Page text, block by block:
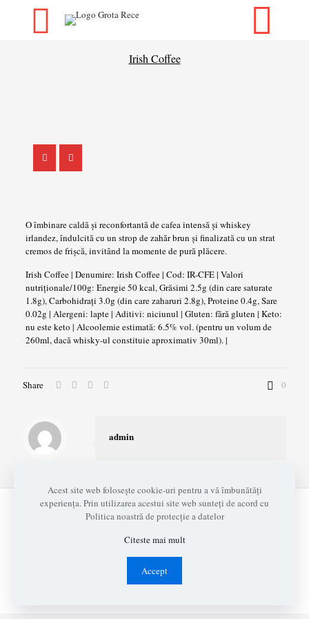
Irish Coffee
O îmbinare caldă și reconfortantă de cafea intensă și whiskey
irlandez, îndulcită cu un strop de zahăr brun și finalizată cu un strat
cremos de frișcă, invitând la momente de pură plăcere.
Irish Coffee | Denumire: Irish Coffee | Cod: IR-CFE | Valori
nutriționale/100g: Energie 50 kcal, Grăsimi 2.5g (din care saturate
1.8g), Carbohidrați 3.0g (din care zaharuri 2.8g), Proteine 0.4g, Sare
0.02g | Alergeni: lapte | Aditivi: niciunul | Gluten: fără gluten | Keto:
nu este keto | Alcoolemie estimată: 6.5% vol. (pentru un volum de
260ml, dacă whisky-ul constituie aproximativ 30ml). |
Share 0
admin
© 2026 Grota Rece I
Nutrienti si alergeni
Acest site web folosește cookie-uri pentru a vă îmbunătăți
experiența. Prin utilizarea acestui site web sunteți de acord cu
Politica noastră de protecție a datelor
Citeste mai mult
Accept